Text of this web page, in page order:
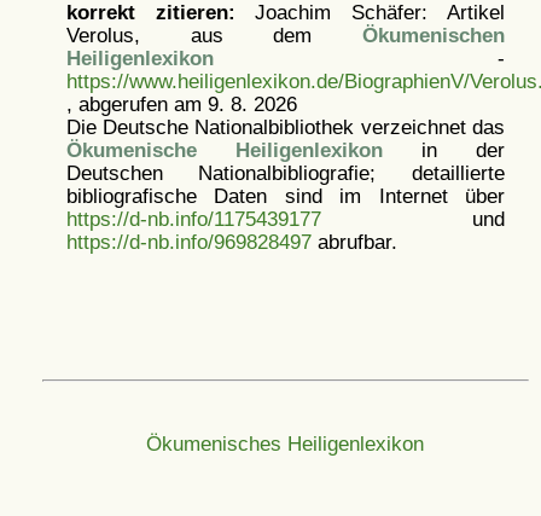
korrekt zitieren: Joachim Schäfer: Artikel
Verolus, aus dem Ökumenischen
Heiligenlexikon-
https://www.heiligenlexikon.de/BiographienV/
, abgerufen am 9. 8. 2026
Die Deutsche Nationalbibliothek verzeichnet das
Ökumenische Heiligenlexikonin der
Deutschen Nationalbibliografie; detaillierte
bibliografische Daten sind im Internet über
https://d-nb.info/1175439177und
https://d-nb.info/969828497abrufbar.
Ökumenisches Heiligenlexikon